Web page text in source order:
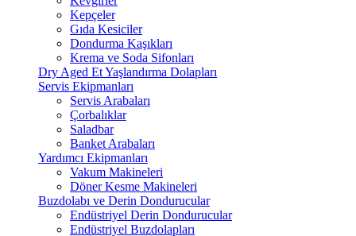
Kepçeler
Gıda Kesiciler
Dondurma Kaşıkları
Krema ve Soda Sifonları
Dry Aged Et Yaşlandırma Dolapları
Servis Ekipmanları
Servis Arabaları
Çorbalıklar
Saladbar
Banket Arabaları
Yardımcı Ekipmanları
Vakum Makineleri
Döner Kesme Makineleri
Buzdolabı ve Derin Dondurucular
Endüstriyel Derin Dondurucular
Endüstriyel Buzdolapları